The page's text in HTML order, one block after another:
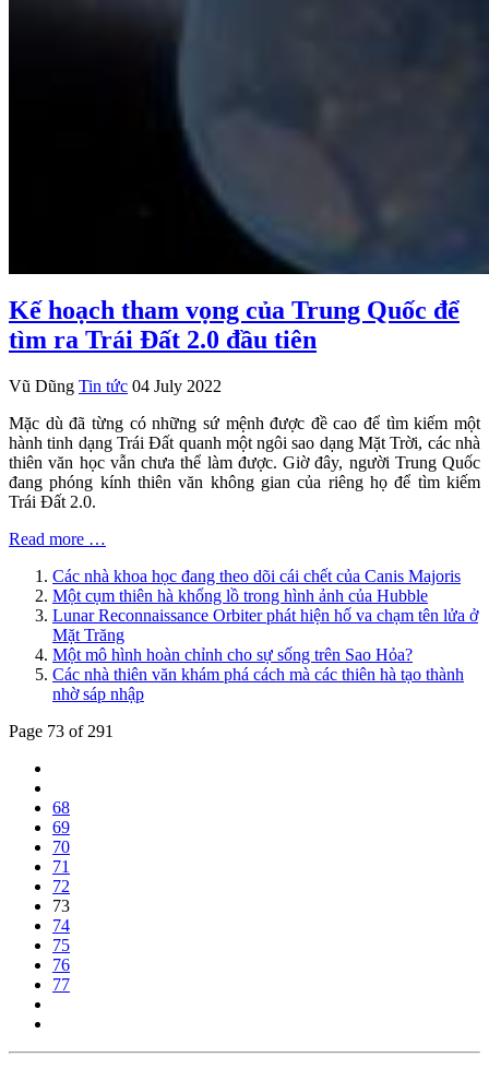
Kế hoạch tham vọng của Trung Quốc để
tìm ra Trái Đất 2.0 đầu tiên
Vũ Dũng Tin tức 04 July 2022
Mặc dù đã từng có những sứ mệnh được đề cao để tìm kiếm một
hành tinh dạng Trái Đất quanh một ngôi sao dạng Mặt Trời, các nhà
thiên văn học vẫn chưa thể làm được. Giờ đây, người Trung Quốc
đang phóng kính thiên văn không gian của riêng họ để tìm kiếm
Trái Đất 2.0.
Read more …
Các nhà khoa học đang theo dõi cái chết của Canis Majoris
Một cụm thiên hà khổng lồ trong hình ảnh của Hubble
Lunar Reconnaissance Orbiter phát hiện hố va chạm tên lửa ở
Mặt Trăng
Một mô hình hoàn chỉnh cho sự sống trên Sao Hỏa?
Các nhà thiên văn khám phá cách mà các thiên hà tạo thành
nhờ sáp nhập
Page 73 of 291
68
69
70
71
72
73
74
75
76
77